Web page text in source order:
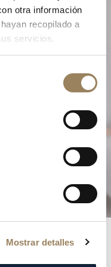
otra información
recopilado a
servicios.
Mostrar detalles
la Alta